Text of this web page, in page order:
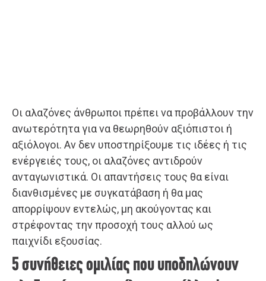
Οι αλαζόνες άνθρωποι πρέπει να προβάλλουν την
ανωτερότητα για να θεωρηθούν αξιόπιστοι ή
αξιόλογοι. Αν δεν υποστηρίξουμε τις ιδέες ή τις
ενέργειές τους, οι αλαζόνες αντιδρούν
ανταγωνιστικά. Οι απαντήσεις τους θα είναι
διανθισμένες με συγκατάβαση ή θα μας
απορρίψουν εντελώς, μη ακούγοντας και
στρέφοντας την προσοχή τους αλλού ως
παιχνίδι εξουσίας.
5 συνήθειες ομιλίας που υποδηλώνουν